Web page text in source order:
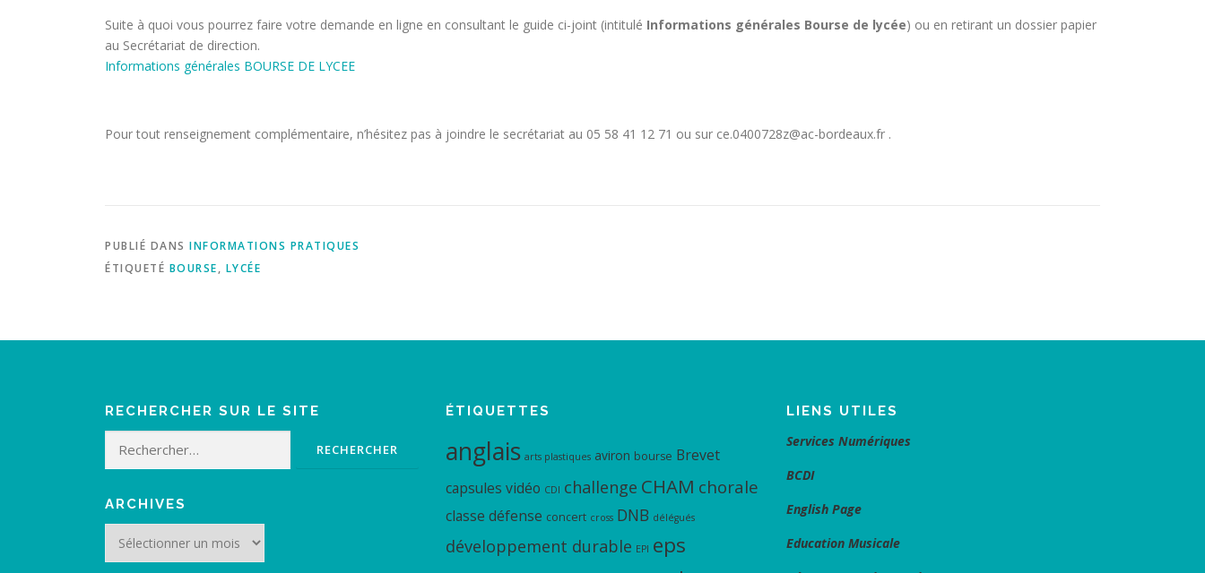
Suite à quoi vous pourrez faire votre demande en ligne en consultant le guide ci-joint (intitulé Informations générales Bourse de lycée) ou en retirant un dossier papier
au Secrétariat de direction.
Informations générales BOURSE DE LYCEE
Pour tout renseignement complémentaire, n’hésitez pas à joindre le secrétariat au 05 58 41 12 71 ou sur ce.0400728z@ac-bordeaux.fr .
PUBLIÉ DANS INFORMATIONS PRATIQUES
ÉTIQUETÉ BOURSE, LYCÉE
RECHERCHER SUR LE SITE
ARCHIVES
ÉTIQUETTES
anglais arts plastiques aviron bourse Brevet
capsules vidéo CDI challenge CHAM chorale
classe défense concert cross DNB délégués
développement durable EPI eps
LIENS UTILES
Services Numériques
BCDI
English Page
Education Musicale